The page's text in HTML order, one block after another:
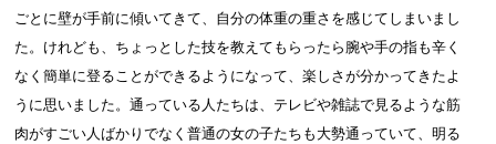
ごとに壁が手前に傾いてきて、自分の体重の重さを感じてしまいまし
た。けれども、ちょっとした技を教えてもらったら腕や手の指も辛く
なく簡単に登ることができるようになって、楽しさが分かってきたよ
うに思いました。通っている人たちは、テレビや雑誌で見るような筋
肉がすごい人ばかりでなく普通の女の子たちも大勢通っていて、明る